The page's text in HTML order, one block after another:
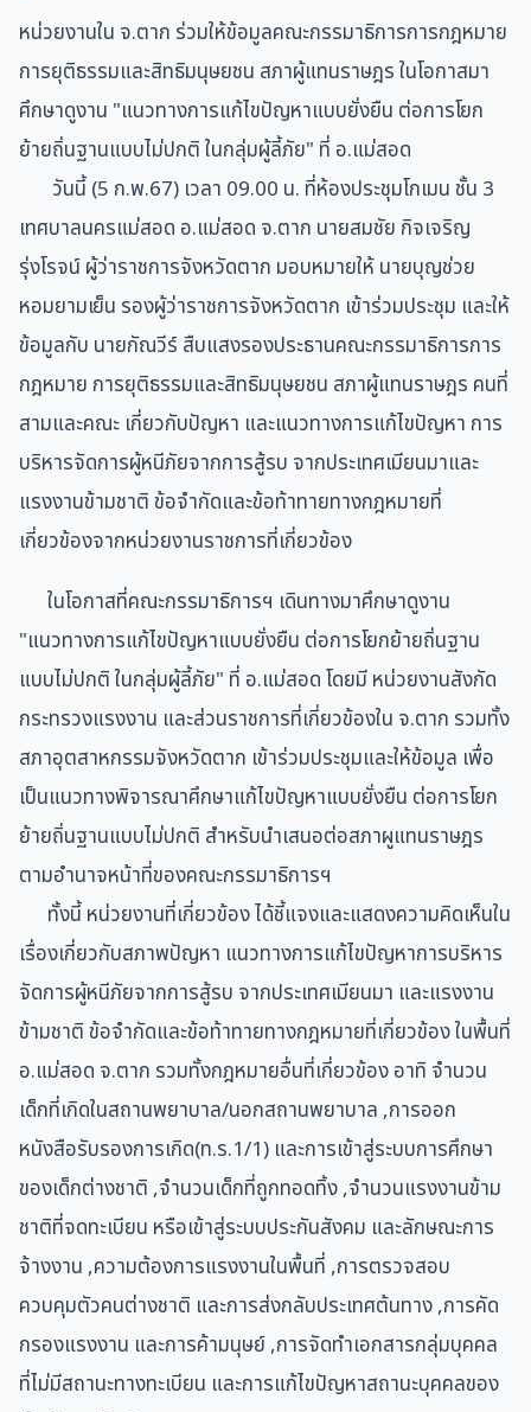
หน่วยงานใน จ.ตาก ร่วมให้ข้อมูลคณะกรรมาธิการการกฎหมาย
การยุติธรรมและสิทธิมนุษยชน สภาผู้แทนราษฎร ในโอกาสมา
ศึกษาดูงาน "แนวทางการแก้ไขปัญหาแบบยั่งยืน ต่อการโยก
ย้ายถิ่นฐานแบบไม่ปกติ ในกลุ่มผู้ลี้ภัย" ที่ อ.แม่สอด
วันนี้ (5 ก.พ.67) เวลา 09.00 น. ที่ห้องประชุมโกเมน ชั้น 3
เทศบาลนครแม่สอด อ.แม่สอด จ.ตาก นายสมชัย กิจเจริญ
รุ่งโรจน์ ผู้ว่าราชการจังหวัดตาก มอบหมายให้ นายบุญช่วย
หอมยามเย็น รองผู้ว่าราชการจังหวัดตาก เข้าร่วมประชุม และให้
ข้อมูลกับ นายกัณวีร์ สืบแสงรองประธานคณะกรรมาธิการการ
กฎหมาย การยุติธรรมและสิทธิมนุษยชน สภาผู้แทนราษฎร คนที่
สามและคณะ เกี่ยวกับปัญหา และแนวทางการแก้ไขปัญหา การ
บริหารจัดการผู้หนีภัยจากการสู้รบ จากประเทศเมียนมาและ
แรงงานข้ามชาติ ข้อจำกัดและข้อท้าทายทางกฎหมายที่
เกี่ยวข้องจากหน่วยงานราชการที่เกี่ยวข้อง
ในโอกาสที่คณะกรรมาธิการฯ เดินทางมาศึกษาดูงาน
"แนวทางการแก้ไขปัญหาแบบยั่งยืน ต่อการโยกย้ายถิ่นฐาน
แบบไม่ปกติ ในกลุ่มผู้ลี้ภัย" ที่ อ.แม่สอด โดยมี หน่วยงานสังกัด
กระทรวงแรงงาน และส่วนราชการที่เกี่ยวข้องใน จ.ตาก รวมทั้ง
สภาอุตสาหกรรมจังหวัดตาก เข้าร่วมประชุมและให้ข้อมูล เพื่อ
เป็นแนวทางพิจารณาศึกษาแก้ไขปัญหาแบบยั่งยืน ต่อการโยก
ย้ายถิ่นฐานแบบไม่ปกติ สำหรับนำเสนอต่อสภาผูแทนราษฎร
ตามอำนาจหน้าที่ของคณะกรรมาธิการฯ
ทั้งนี้ หน่วยงานที่เกี่ยวข้อง ได้ชี้แจงและแสดงความคิดเห็นใน
เรื่องเกี่ยวกับสภาพปัญหา แนวทางการแก้ไขปัญหาการบริหาร
จัดการผู้หนีภัยจากการสู้รบ จากประเทศเมียนมา และแรงงาน
ข้ามชาติ ข้อจำกัดและข้อท้าทายทางกฎหมายที่เกี่ยวข้อง ในพื้นที่
อ.แม่สอด จ.ตาก รวมทั้งกฎหมายอื่นที่เกี่ยวข้อง อาทิ จำนวน
เด็กที่เกิดในสถานพยาบาล/นอกสถานพยาบาล ,การออก
หนังสือรับรองการเกิด(ท.ร.1/1) และการเข้าสู่ระบบการศึกษา
ของเด็กต่างชาติ ,จำนวนเด็กที่ถูกทอดทิ้ง ,จำนวนแรงงานข้าม
ชาติที่จดทะเบียน หรือเข้าสู่ระบบประกันสังคม และลักษณะการ
จ้างงาน ,ความต้องการแรงงานในพื้นที่ ,การตรวจสอบ
ควบคุมตัวคนต่างชาติ และการส่งกลับประเทศต้นทาง ,การคัด
กรองแรงงาน และการค้ามนุษย์ ,การจัดทำเอกสารกลุ่มบุคคล
ที่ไม่มีสถานะทางทะเบียน และการแก้ไขปัญหาสถานะบุคคลของ